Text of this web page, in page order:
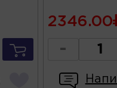
2346.00
-